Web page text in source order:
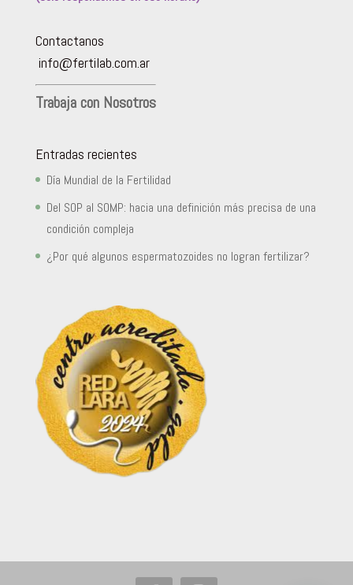
Contactanos
info@fertilab.com.ar
Trabaja con Nosotros
Entradas recientes
Día Mundial de la Fertilidad
Del SOP al SOMP: hacia una definición más precisa de una
condición compleja
¿Por qué algunos espermatozoides no logran fertilizar?